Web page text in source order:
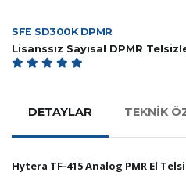
SFE SD300K DPMR
Lisanssız Sayısal DPMR
DETAYLAR TEKNİK
Hytera TF-415 Analog PMR El